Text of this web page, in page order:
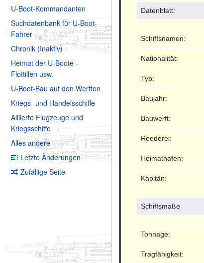
U-Boot-Kommandanten
Suchdatenbank für U-Boot-
Fahrer
Chronik (Inaktiv)
Heimat der U-Boote -
Flottillen usw.
U-Boot-Bau auf den Werften
Kriegs- und Handelsschiffe
Alliierte Flugzeuge und
Kriegsschiffe
Alles andere
Letzte Änderungen
Zufällige Seite
Datenblatt:
Schiffsnamen:
Nationalität:
Typ:
Baujahr:
Bauwerft:
Reederei:
Heimathafen:
Kapitän:
Schiffsmaße
Tonnage:
Tragfähigkeit: